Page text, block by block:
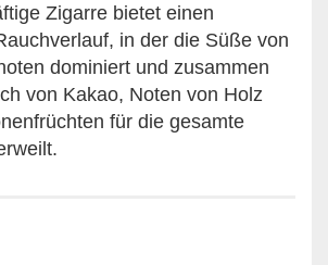
Zigarre bietet einen
in der die Süße von
dominiert und zusammen
von Kakao, Noten von Holz
für die gesamte